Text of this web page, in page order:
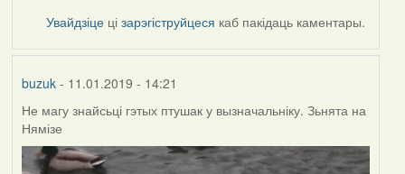
Увайдзіце цізарэгіструйцеся каб пакідаць каментары.
buzuk- 11.01.2019 - 14:21
Не магу знайсьці гэтых птушак у вызначальніку. Зьнята на
Нямізе